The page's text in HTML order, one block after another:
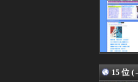
08/08 16:12
08/08 16:12
08/08 16:11
08/08 16:10
08/08 16:10
08/08 16:10
08/08 16:10
15 位